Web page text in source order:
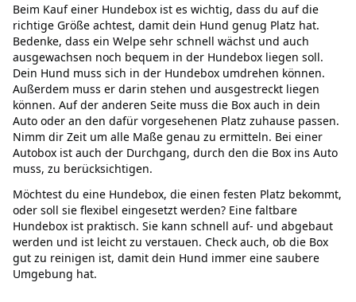
Beim Kauf einer Hundebox ist es wichtig, dass du auf die
richtige Größe achtest, damit dein Hund genug Platz hat.
Bedenke, dass ein Welpe sehr schnell wächst und auch
ausgewachsen noch bequem in der Hundebox liegen soll.
Dein Hund muss sich in der Hundebox umdrehen können.
Außerdem muss er darin stehen und ausgestreckt liegen
können. Auf der anderen Seite muss die Box auch in dein
Auto oder an den dafür vorgesehenen Platz zuhause passen.
Nimm dir Zeit um alle Maße genau zu ermitteln. Bei einer
Autobox ist auch der Durchgang, durch den die Box ins Auto
muss, zu berücksichtigen.
Möchtest du eine Hundebox, die einen festen Platz bekommt,
oder soll sie flexibel eingesetzt werden? Eine faltbare
Hundebox ist praktisch. Sie kann schnell auf- und abgebaut
werden und ist leicht zu verstauen. Check auch, ob die Box
gut zu reinigen ist, damit dein Hund immer eine saubere
Umgebung hat.